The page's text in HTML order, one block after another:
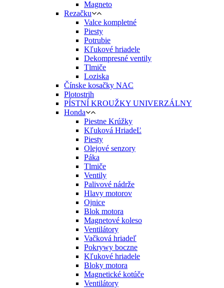
Magneto
Rezačku
Valce kompletné
Piesty
Potrubie
Kľukové hriadele
Dekompresné ventily
Tlmiče
Loziska
Čínske kosačky NAC
Plotostrih
PÍSTNÍ KROUŽKY UNIVERZÁLNY
Honda
Piestne Krúžky
Kľuková HriadeĽ
Piesty
Olejové senzory
Páka
Tlmiče
Ventily
Palivové nádrže
Hlavy motorov
Ojnice
Blok motora
Magnetové koleso
Ventilátory
Vačková hriadeľ
Pokrywy boczne
Kľukové hriadele
Bloky motora
Magnetické kotúče
Ventilátory